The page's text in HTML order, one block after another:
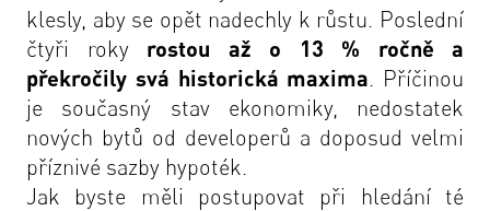
klesly, aby se opět nadechly k růstu. Poslední
čtyři roky rostou až o 13 % ročně a
překročily svá historická maxima. Příčinou
je současný stav ekonomiky, nedostatek
nových bytů od developerů a doposud velmi
příznivé sazby hypoték.
Jak byste měli postupovat při hledání té